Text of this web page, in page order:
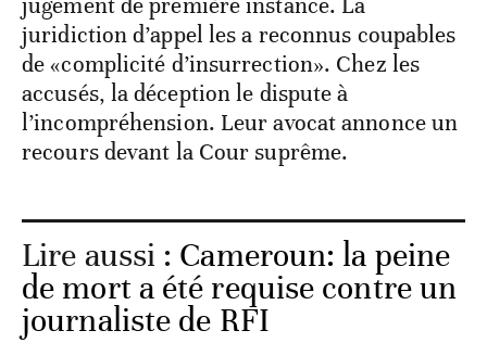
jugement de première instance. La
juridiction d’appel les a reconnus coupables
de «complicité d’insurrection». Chez les
accusés, la déception le dispute à
l’incompréhension. Leur avocat annonce un
recours devant la Cour suprême.
Lire aussi : Cameroun: la peine
de mort a été requise contre un
journaliste de RFI